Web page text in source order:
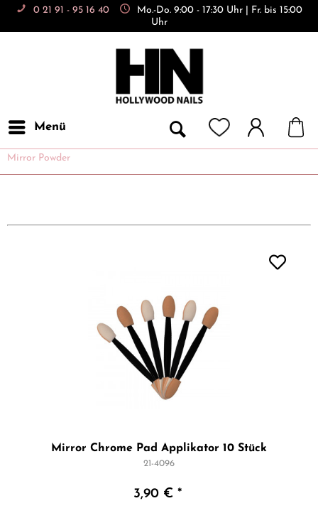
0 21 91 - 95 16 40
Mo.-Do. 9:00 - 17:30 Uhr | Fr. bis 15:00
Uhr
Menü
Mirror Powder
Mirror Chrome Pad Applikator 10 Stück
21-4096
3,90 € *